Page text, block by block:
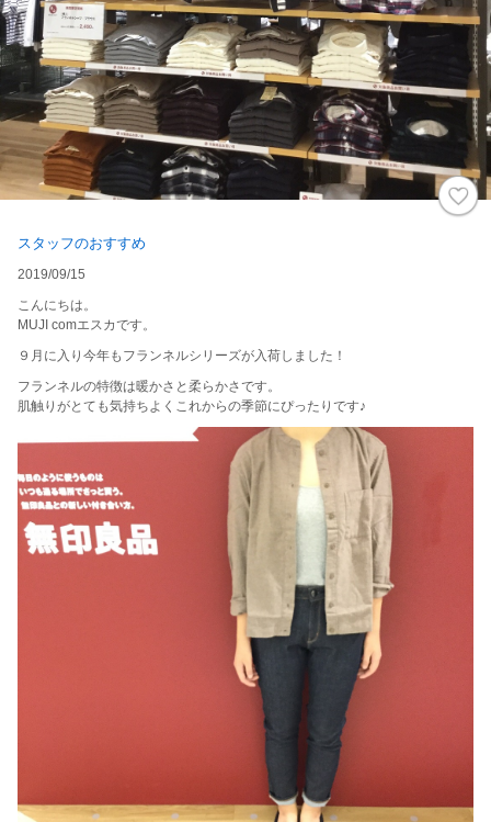
スタッフのおすすめ
2019/09/15
こんにちは。
MUJI comエスカです。
９月に入り今年もフランネルシリーズが入荷しました！
フランネルの特徴は暖かさと柔らかさです。
肌触りがとても気持ちよくこれからの季節にぴったりです♪